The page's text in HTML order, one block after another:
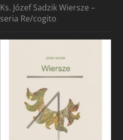
Ks. Józef Sadzik Wiersze –
seria Re/cogito